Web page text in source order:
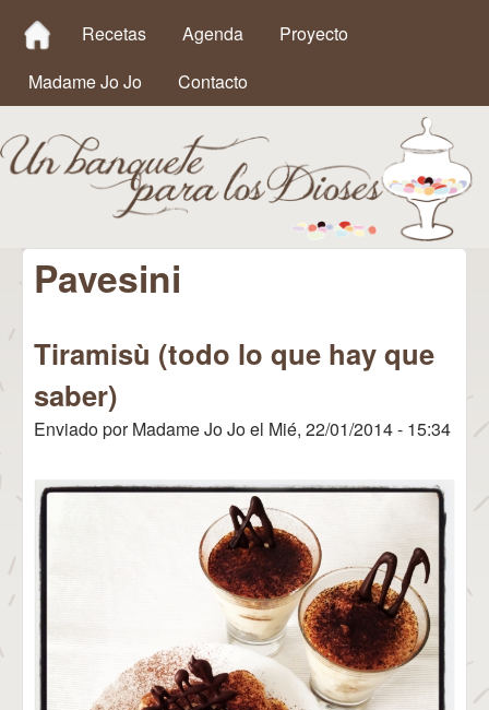
MAIN MENU
Recetas Agenda
Proyecto
Madame Jo Jo
Contacto
Un
Banquete
para los
Dioses
Pavesini
Tiramisù (todo lo que hay que
saber)
Enviado porMadame Jo Joel Mié, 22/01/2014 - 15:34